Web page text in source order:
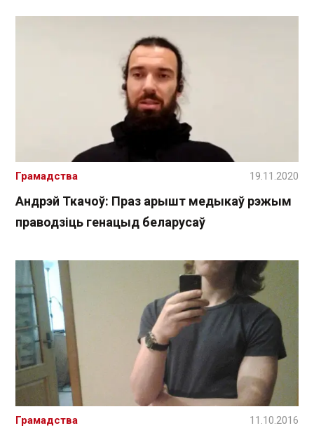
Андрэй Ткачоў: Праз арышт медыкаў рэжым
праводзіць генацыд беларусаў
Грамадства 19.11.2020
Грамадства 11.10.2016